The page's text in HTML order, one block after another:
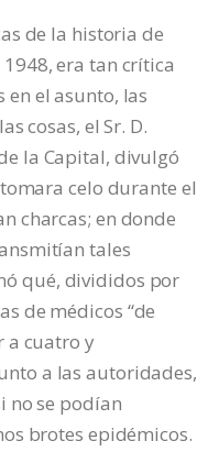
de la historia de
era tan crítica
el asunto, las
cosas, el Sr. D.
la Capital, divulgó
celo durante el
charcas; en donde
tales
qué, divididos por
de médicos “de
a cuatro y
a las autoridades,
no se podían
brotes epidémicos.